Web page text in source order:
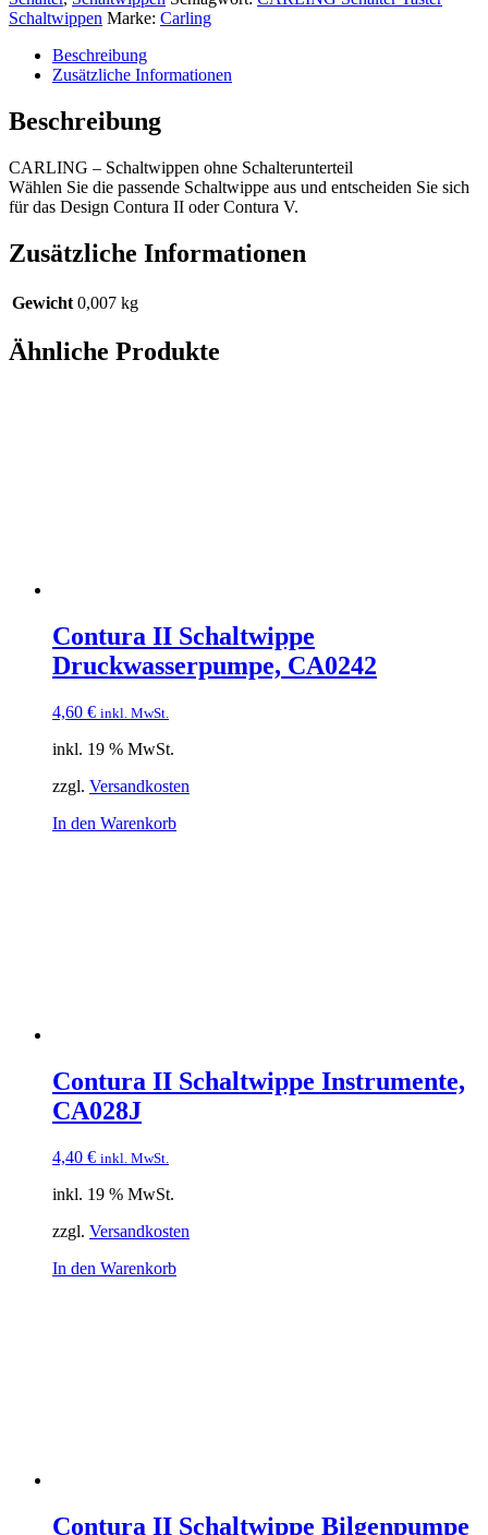
Schaltwippen Marke: Carling
Beschreibung
Zusätzliche Informationen
Beschreibung
CARLING – Schaltwippen ohne Schalterunterteil
Wählen Sie die passende Schaltwippe aus und entscheiden Sie sich
für das Design Contura II oder Contura V.
Zusätzliche Informationen
Gewicht 0,007 kg
Ähnliche Produkte
Contura II Schaltwippe
Druckwasserpumpe, CA0242
4,60 € inkl. MwSt.
inkl. 19 % MwSt.
zzgl. Versandkosten
In den Warenkorb
Contura II Schaltwippe Instrumente,
CA028J
4,40 € inkl. MwSt.
inkl. 19 % MwSt.
zzgl. Versandkosten
In den Warenkorb
Contura II Schaltwippe Bilgenpumpe